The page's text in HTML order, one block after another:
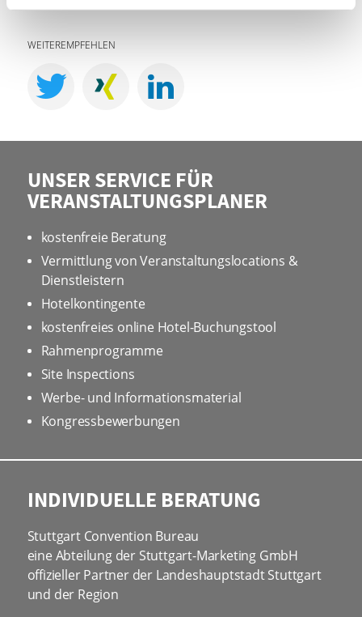
WEITEREMPFEHLEN
UNSER SERVICE FÜR
VERANSTALTUNGSPLANER
kostenfreie Beratung
Vermittlung von Veranstaltungslocations &
Dienstleistern
Hotelkontingente
kostenfreies online Hotel-Buchungstool
Rahmenprogramme
Site Inspections
Werbe- und Informationsmaterial
Kongressbewerbungen
INDIVIDUELLE BERATUNG
Stuttgart Convention Bureau
eine Abteilung der Stuttgart-Marketing GmbH
offizieller Partner der Landeshauptstadt Stuttgart
und der Region